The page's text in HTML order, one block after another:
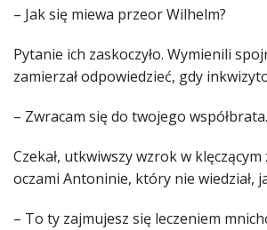
– Jak się miewa przeor Wilhelm?
Pytanie ich zaskoczyło. Wymienili
zamierzał odpowiedzieć, gdy
– Zwracam się do twojego współbrata.
Czekał, utkwiwszy wzrok w
oczami Antoninie, który nie wiedział,
– To ty zajmujesz się leczeniem